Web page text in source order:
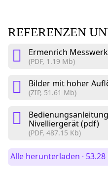
REFERENZEN
Ermenrich
(PDF, 1.19 Mb)
Bilder mit hoher
(ZIP, 51.61 Mb)
Nivelliergerät (pdf)
(PDF, 487.15 Kb)
Alle herunterladen · 53.28